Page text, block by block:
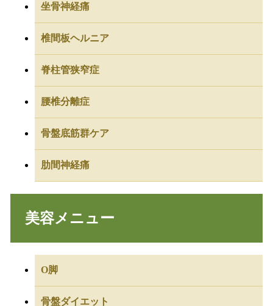
坐骨神経痛
椎間板ヘルニア
脊柱管狭窄症
腰椎分離症
骨盤底筋群ケア
肋間神経痛
美容メニュー
O脚
骨盤ダイエット